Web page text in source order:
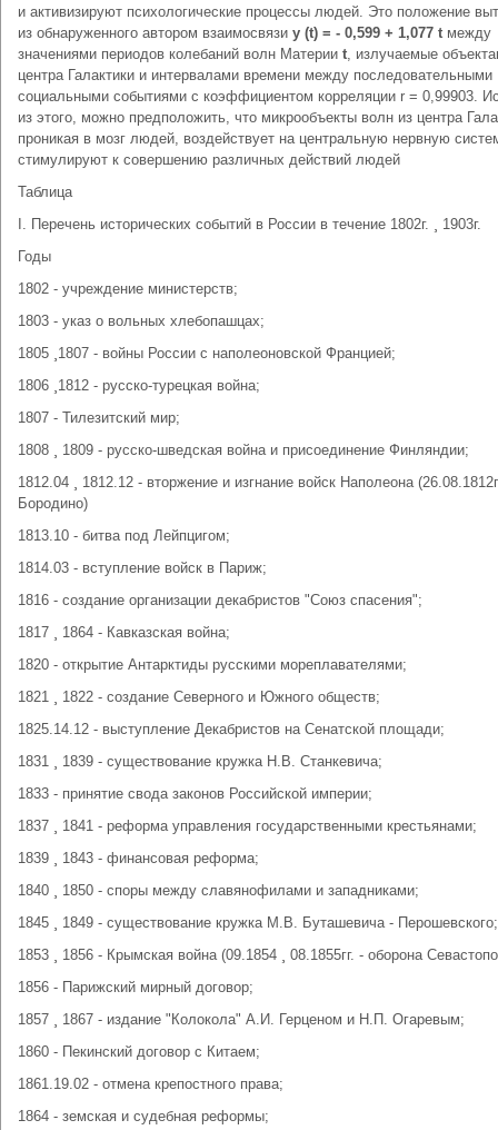
и активизируют психологические процессы людей. Это положение
из обнаруженного автором взаимосвязи y (t) = - 0,599 + 1,077 t между
значениями периодов колебаний волн Материи t, излучаемые
центра Галактики и интервалами времени между последовательными
социальными событиями с коэффициентом корреляции r = 0,99903.
из этого, можно предположить, что микрообъекты волн из центра
проникая в мозг людей, воздействует на центральную нервную
стимулируют к совершению различных действий людей
Таблица
I. Перечень исторических событий в России в течение 1802г. ¸ 1903г.
Годы
1802 - учреждение министерств;
1803 - указ о вольных хлебопашцах;
1805 ¸1807 - войны России с наполеоновской Францией;
1806 ¸1812 - русско-турецкая война;
1807 - Тилезитский мир;
1808 ¸ 1809 - русско-шведская война и присоединение Финляндии;
1812.04 ¸ 1812.12 - вторжение и изгнание войск Наполеона
Бородино)
1813.10 - битва под Лейпцигом;
1814.03 - вступление войск в Париж;
1816 - создание организации декабристов "Союз спасения";
1817 ¸ 1864 - Кавказская война;
1820 - открытие Антарктиды русскими мореплавателями;
1821 ¸ 1822 - создание Северного и Южного обществ;
1825.14.12 - выступление Декабристов на Сенатской площади;
1831 ¸ 1839 - существование кружка Н.В. Станкевича;
1833 - принятие свода законов Российской империи;
1837 ¸ 1841 - реформа управления государственными крестьянами;
1839 ¸ 1843 - финансовая реформа;
1840 ¸ 1850 - споры между славянофилами и западниками;
1845 ¸ 1849 - существование кружка М.В. Буташевича - Перошевского;
1853 ¸ 1856 - Крымская война (09.1854 ¸ 08.1855гг. - оборона
1856 - Парижский мирный договор;
1857 ¸ 1867 - издание "Колокола" А.И. Герценом и Н.П. Огаревым;
1860 - Пекинский договор с Китаем;
1861.19.02 - отмена крепостного права;
1864 - земская и судебная реформы;